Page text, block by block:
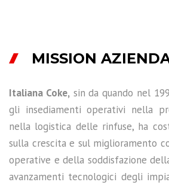
MISSION
Italiana Coke,sin da quando nel
gli insediamenti operativi nella
nella logistica delle rinfuse, ha
sulla crescita e sul miglioramento
operative e della soddisfazione
avanzamenti tecnologici degli